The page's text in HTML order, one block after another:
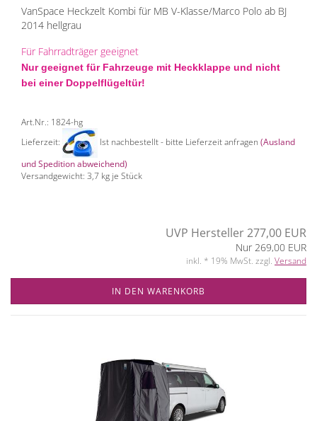
VanSpace Heckzelt Kombi für MB V-Klasse/Marco Polo ab BJ
2014 hellgrau
Für Fahrradträger geeignet
Nur geeignet für Fahrzeuge mit Heckklappe und nicht
bei einer Doppelflügeltür!
Art.Nr.: 1824-hg
Lieferzeit:
Ist nachbestellt - bitte Lieferzeit anfragen (Ausland
und Spedition abweichend)
Versandgewicht: 3,7 kg je Stück
UVP Hersteller 277,00 EUR
Nur 269,00 EUR
inkl. * 19% MwSt. zzgl. Versand
IN DEN WARENKORB